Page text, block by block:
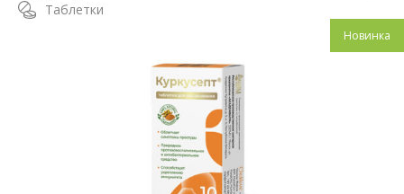
Таблетки
Новинка